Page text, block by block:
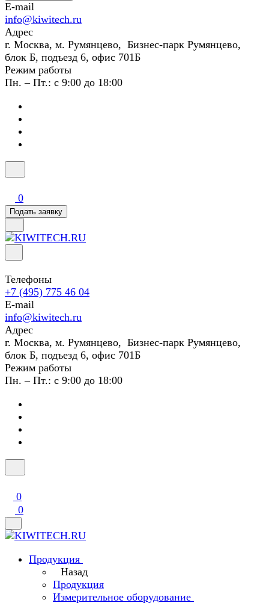
E-mail
info@kiwitech.ru
Адрес
г. Москва, м. Румянцево, Бизнес-парк Румянцево,
блок Б, подъезд 6, офис 701Б
Режим работы
Пн. – Пт.: с 9:00 до 18:00
0
Подать заявку
Телефоны
+7 (495) 775 46 04
E-mail
info@kiwitech.ru
Адрес
г. Москва, м. Румянцево, Бизнес-парк Румянцево,
блок Б, подъезд 6, офис 701Б
Режим работы
Пн. – Пт.: с 9:00 до 18:00
0
0
Продукция
Назад
Продукция
Измерительное оборудование